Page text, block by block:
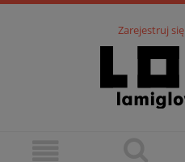
Zarejestruj się